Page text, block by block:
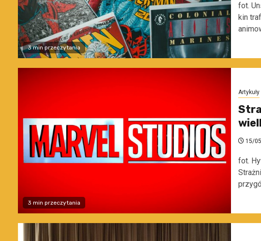
3 min przeczytania
fot.
kin
3 min przeczytania
Artykuły
15/
fot.